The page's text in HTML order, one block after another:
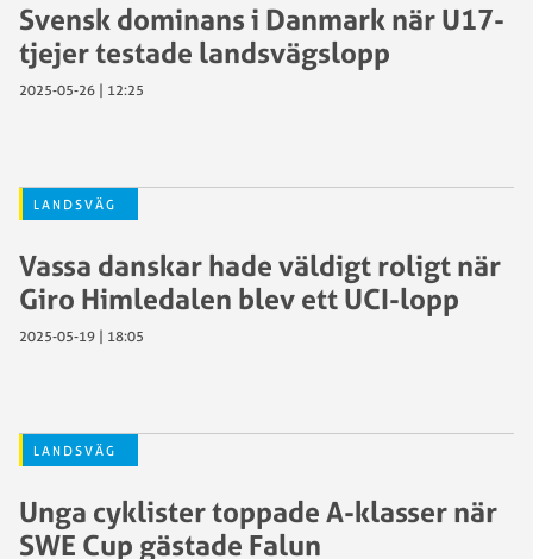
Svensk dominans i Danmark när U17-
tjejer testade landsvägslopp
2025-05-26 | 12:25
LANDSVÄG
Vassa danskar hade väldigt roligt när
Giro Himledalen blev ett UCI-lopp
2025-05-19 | 18:05
LANDSVÄG
Unga cyklister toppade A-klasser när
SWE Cup gästade Falun